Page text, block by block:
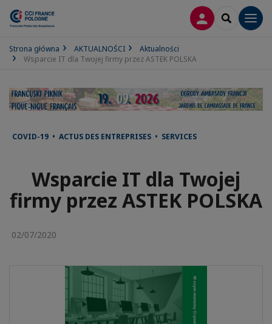
LOGOWANIE
SEARCH
Strona główna AKTUALNOŚCI
Aktualności
Wsparcie IT dla Twojej firmy przez ASTEK POLSKA
COVID-19 • ACTUS DES ENTREPRISES • SERVICES
Wsparcie IT dla Twojej
firmy przez ASTEK POLSKA
02/07/2020